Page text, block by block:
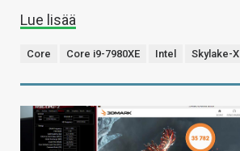
Lue lisää
Core Core i9-7980XE Intel Skylake-X